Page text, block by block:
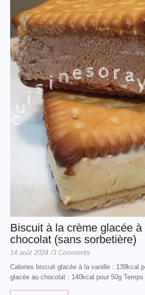
Biscuit à la crème glacée
chocolat (sans sorbetière)
14 août 2024 /3 Comments
Calories biscuit glacée à la vanille : 139kcal
glacée au chocolat : 140kcal pour 50g